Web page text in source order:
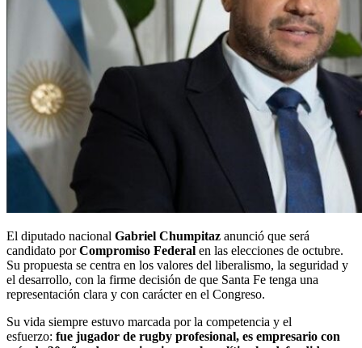
El diputado nacional Gabriel Chumpitaz anunció que será
candidato porCompromiso Federal en las elecciones de octubre.
Su propuesta se centra en los valores del liberalismo, la seguridad y
el desarrollo, con la firme decisión de que Santa Fe tenga una
representación clara y con carácter en el Congreso.
Su vida siempre estuvo marcada por la competencia y el
esfuerzo: fue jugador de rugby profesional, es empresario con